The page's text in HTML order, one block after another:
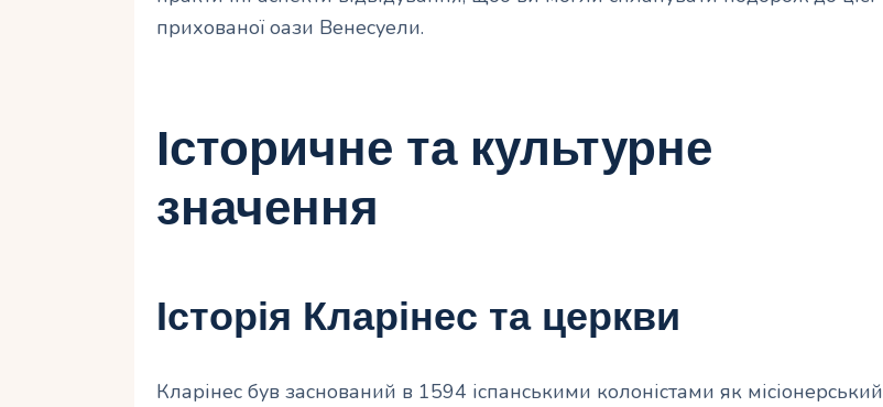
прихованої оази Венесуели.
Історичне та культурне
значення
Історія Кларінес та церкви
Кларінес був заснований в 1594 іспанськими колоністами як місіонерський